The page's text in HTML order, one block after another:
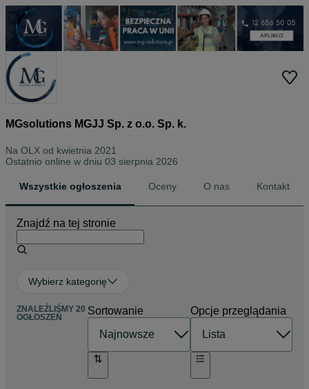
MGsolutions MGJJ Sp. z o.o. Sp. k.
Na OLX od kwietnia 2021
Ostatnio online w dniu 03 sierpnia 2026
Wszystkie ogłoszenia Oceny O nas Kontakt
Znajdź na tej stronie
Wybierz kategorię
ZNALEŹLIŚMY 20
OGŁOSZEŃ
Sortowanie Opcje przeglądania